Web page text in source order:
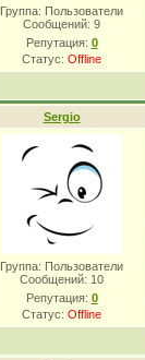
Группа: Пользователи
Сообщений: 9
Репутация: 0
Статус: Offline
Sergio
Группа: Пользователи
Сообщений: 10
Репутация: 0
Статус: Offline